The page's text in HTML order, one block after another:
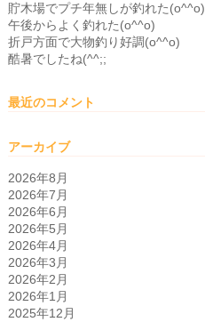
貯木場でプチ年無しが釣れた(o^^o)
午後からよく釣れた(o^^o)
折戸方面で大物釣り好調(o^^o)
酷暑でしたね(^^;;
最近のコメント
アーカイブ
2026年8月
2026年7月
2026年6月
2026年5月
2026年4月
2026年3月
2026年2月
2026年1月
2025年12月